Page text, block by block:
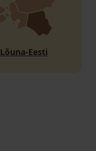
Lõuna-Eesti